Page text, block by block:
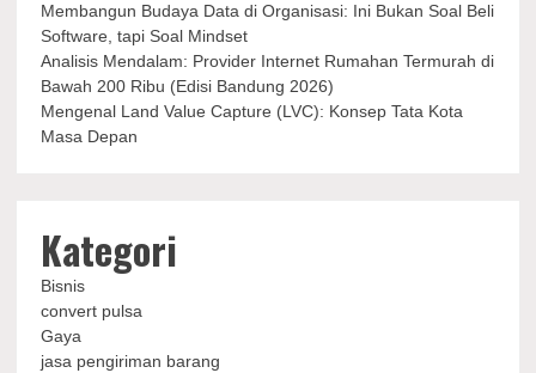
Membangun Budaya Data di Organisasi: Ini Bukan Soal Beli
Software, tapi Soal Mindset
Analisis Mendalam: Provider Internet Rumahan Termurah di
Bawah 200 Ribu (Edisi Bandung 2026)
Mengenal Land Value Capture (LVC): Konsep Tata Kota
Masa Depan
Kategori
Bisnis
convert pulsa
Gaya
jasa pengiriman barang